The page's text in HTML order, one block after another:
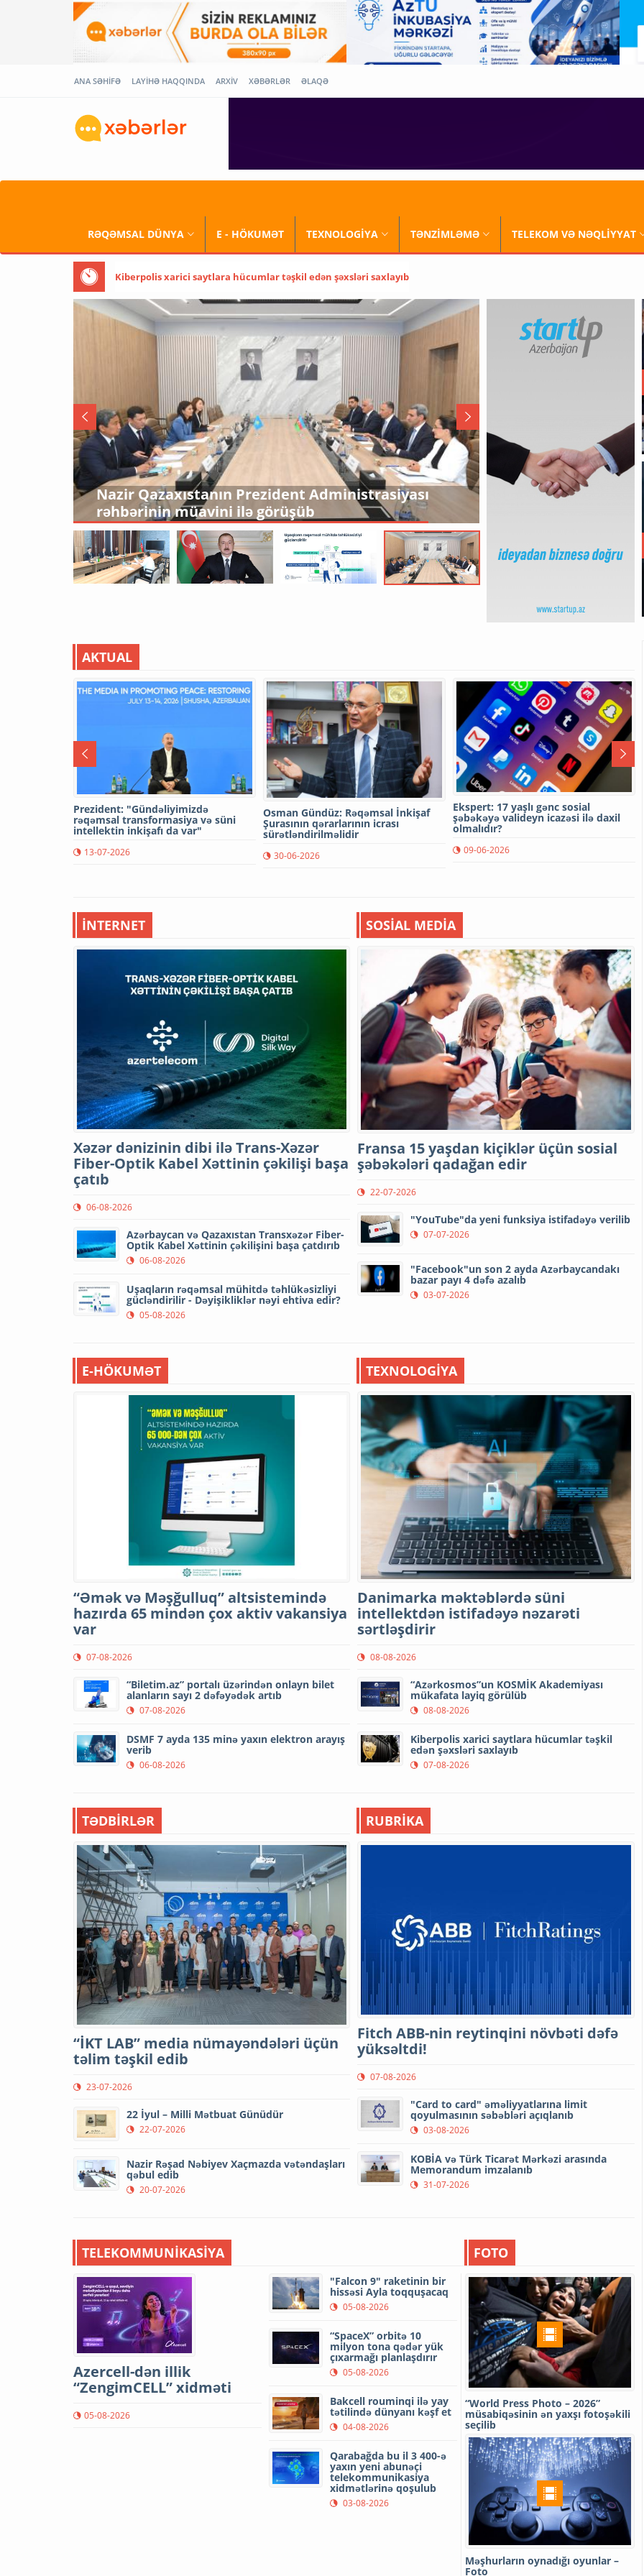
ANA SƏHİFƏ LAYİHƏ HAQQINDA ARXİV XƏBƏRLƏR ƏLAQƏ
RƏQƏMSAL DÜNYA E - HÖKUMƏT TEXNOLOGİYA TƏNZİMLƏMƏ TELEKOM VƏ NƏQLİYYAT
Kiberpolis xarici saytlara hücumlar təşkil edən şəxsləri saxlayıb
Kiberpolis xarici saytlara hücumlar təşkil edən
şəxsləri saxlayıb
Rəşad Nəbiyev
AKTUAL
Prezident: "Gündəliyimizdə
rəqəmsal transformasiya və süni
intellektin inkişafı da var"
13-07-2026
Osman Gündüz: Rəqəmsal İnkişaf
Şurasının qərarlarının icrası
sürətləndirilməlidir
30-06-2026
Ekspert: 17 yaşlı gənc sosial
şəbəkəyə valideyn icazəsi ilə daxil
olmalıdır?
09-06-2026
İNTERNET
Xəzər dənizinin dibi ilə Trans-Xəzər
Fiber-Optik Kabel Xəttinin çəkilişi başa
çatıb
06-08-2026
Azərbaycan və Qazaxıstan Transxəzər Fiber-
Optik Kabel Xəttinin çəkilişini başa çatdırıb
06-08-2026
Uşaqların rəqəmsal mühitdə təhlükəsizliyi
gücləndirilir - Dəyişikliklər nəyi ehtiva edir?
05-08-2026
SOSİAL MEDİA
Fransa 15 yaşdan kiçiklər üçün sosial
şəbəkələri qadağan edir
22-07-2026
"YouTube"da yeni funksiya istifadəyə verilib
07-07-2026
"Facebook"un son 2 ayda Azərbaycandakı
bazar payı 4 dəfə azalıb
03-07-2026
E-HÖKUMƏT
“Əmək və Məşğulluq” altsistemində
hazırda 65 mindən çox aktiv vakansiya
var
07-08-2026
“Biletim.az” portalı üzərindən onlayn bilet
alanların sayı 2 dəfəyədək artıb
07-08-2026
DSMF 7 ayda 135 minə yaxın elektron arayış
verib
06-08-2026
TEXNOLOGİYA
Danimarka məktəblərdə süni
intellektdən istifadəyə nəzarəti
sərtləşdirir
08-08-2026
“Azərkosmos”un KOSMİK Akademiyası
mükafata layiq görülüb
08-08-2026
Kiberpolis xarici saytlara hücumlar təşkil
edən şəxsləri saxlayıb
07-08-2026
TƏDBİRLƏR
“İKT LAB” media nümayəndələri üçün
təlim təşkil edib
23-07-2026
22 İyul – Milli Mətbuat Günüdür
22-07-2026
Nazir Rəşad Nəbiyev Xaçmazda vətəndaşları
qəbul edib
20-07-2026
RUBRİKA
Fitch ABB-nin reytinqini növbəti dəfə
yüksəltdi!
07-08-2026
"Card to card" əməliyyatlarına limit
qoyulmasının səbəbləri açıqlanıb
03-08-2026
KOBİA və Türk Ticarət Mərkəzi arasında
Memorandum imzalanıb
31-07-2026
TELEKOMMUNİKASİYA
Azercell-dən illik
“ZengimCELL” xidməti
05-08-2026
"Falcon 9" raketinin bir
hissəsi Ayla toqquşacaq
05-08-2026
“SpaceX” orbitə 10
milyon tona qədər yük
çıxarmağı planlaşdırır
05-08-2026
Bakcell rouminqi ilə yay
tətilində dünyanı kəşf et
04-08-2026
Qarabağda bu il 3 400-ə
yaxın yeni abunəçi
telekommunikasiya
xidmətlərinə qoşulub
03-08-2026
FOTO
“World Press Photo – 2026”
müsabiqəsinin ən yaxşı fotoşəkili
seçilib
Məşhurların oynadığı oyunlar –
Foto